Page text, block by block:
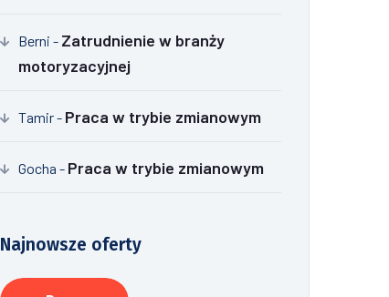
Berni - Zatrudnienie w branży
motoryzacyjnej
Tamir- Praca w trybie zmianowym
Gocha - Praca w trybie zmianowym
Najnowsze oferty